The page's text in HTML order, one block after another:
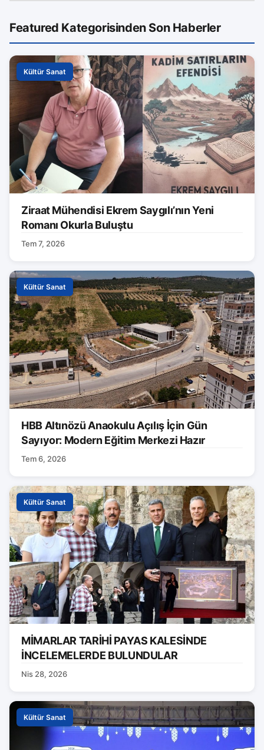
Featured Kategorisinden Son Haberler
Kültür Sanat
Ziraat Mühendisi Ekrem Saygılı’nın Yeni
Romanı Okurla Buluştu
Tem 7, 2026
Kültür Sanat
HBB Altınözü Anaokulu Açılış İçin Gün
Sayıyor: Modern Eğitim Merkezi Hazır
Tem 6, 2026
Kültür Sanat
MİMARLAR TARİHİ PAYAS KALESİNDE
İNCELEMELERDE BULUNDULAR
Nis 28, 2026
Kültür Sanat